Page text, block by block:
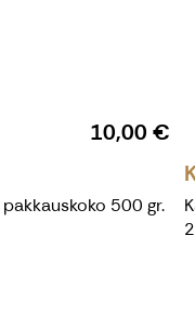
10,00 €
500 gr.